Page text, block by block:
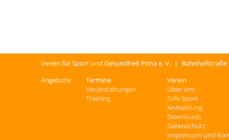
Verein für Sport und Gesundheit Pirna e. V. |
Angebote
Termine
Veranstaltungen
Training
Verein
Über uns
Safe Sport
Anmeldung
Downloads
Datenschutz
Impressum und